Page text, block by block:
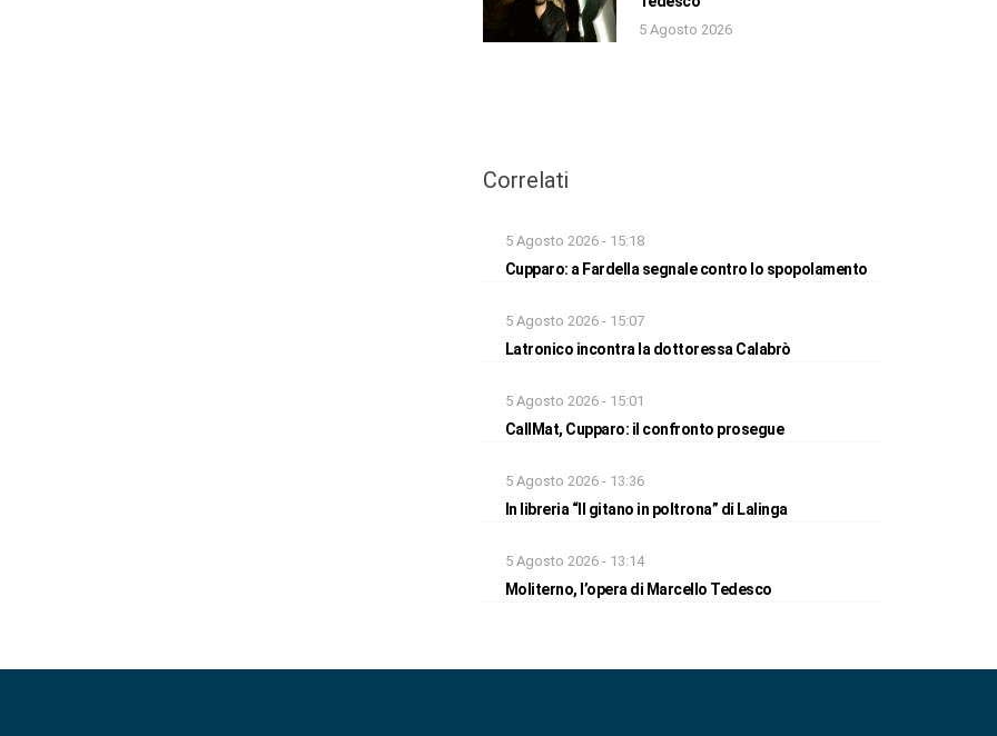
5 Agosto 2026
Correlati
5 Agosto 2026 - 15:18
Cupparo: a Fardella segnale contro lo spopolamento
5 Agosto 2026 - 15:07
Latronico incontra la dottoressa Calabrò
5 Agosto 2026 - 15:01
CallMat, Cupparo: il confronto prosegue
5 Agosto 2026 - 13:36
In libreria “Il gitano in poltrona” di Lalinga
5 Agosto 2026 - 13:14
Moliterno, l’opera di Marcello Tedesco